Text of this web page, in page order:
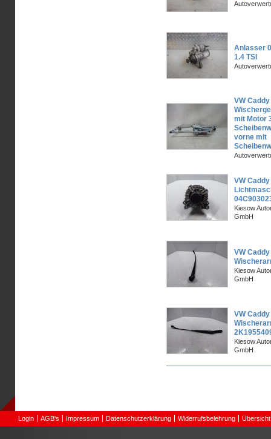
Anlasser
1.4 TSI
VW
mit Motor
vorne mit
VW
Kiesow
GmbH
VW
Kiesow
GmbH
VW
Kiesow
GmbH
Login AGB's Impressum Datenschutzerklärung Widerrufsbelehrung